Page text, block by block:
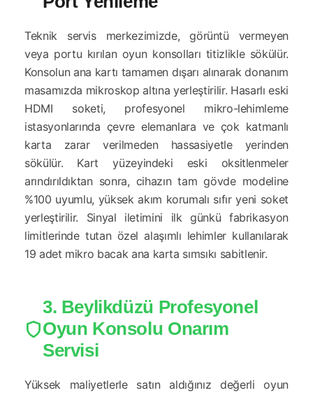
Teknik servis merkezimizde, görüntü vermeyen
veya portu kırılan oyun konsolları titizlikle sökülür.
Konsolun ana kartı tamamen dışarı alınarak donanım
masamızda mikroskop altına yerleştirilir. Hasarlı eski
HDMI soketi, profesyonel mikro-lehimleme
istasyonlarında çevre elemanlara ve çok katmanlı
karta zarar verilmeden hassasiyetle yerinden
sökülür. Kart yüzeyindeki eski oksitlenmeler
arındırıldıktan sonra, cihazın tam gövde modeline
%100 uyumlu, yüksek akım korumalı sıfır yeni soket
yerleştirilir. Sinyal iletimini ilk günkü fabrikasyon
limitlerinde tutan özel alaşımlı lehimler kullanılarak
19 adet mikro bacak ana karta sımsıkı sabitlenir.
3. Beylikdüzü Profesyonel
Oyun Konsolu Onarım
Servisi
Yüksek maliyetlerle satın aldığınız değerli oyun